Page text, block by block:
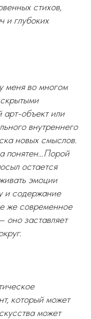
стихов,
и глубоких
меня во многом
объект или
внутреннего
новых смыслов.
понятен…Порой
остается
эмоции
и содержание
же современное
оно заставляет
который может
может